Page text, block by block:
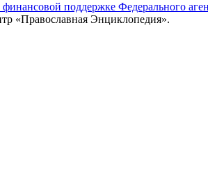
финансовой поддержке Федерального
«Православная Энциклопедия».